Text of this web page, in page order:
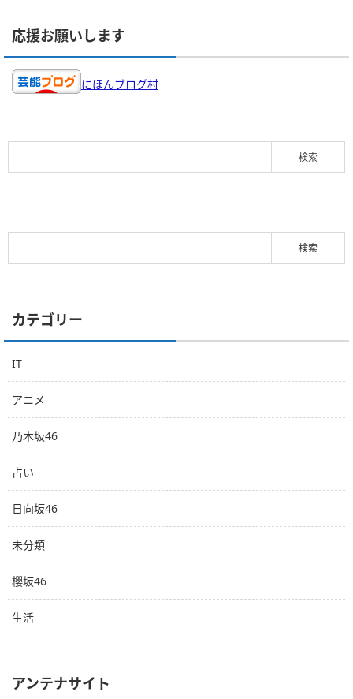
応援お願いします
にほんブログ村
カテゴリー
IT
アニメ
乃木坂46
占い
日向坂46
未分類
櫻坂46
生活
アンテナサイト